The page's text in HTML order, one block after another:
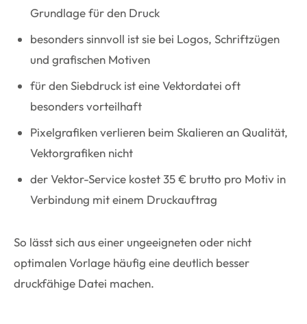
Grundlage für den Druck
besonders sinnvoll ist sie bei Logos, Schriftzügen
und grafischen Motiven
für den Siebdruck ist eine Vektordatei oft
besonders vorteilhaft
Pixelgrafiken verlieren beim Skalieren an Qualität,
Vektorgrafiken nicht
der Vektor-Service kostet 35 € brutto pro Motiv in
Verbindung mit einem Druckauftrag
So lässt sich aus einer ungeeigneten oder nicht
optimalen Vorlage häufig eine deutlich besser
druckfähige Datei machen.